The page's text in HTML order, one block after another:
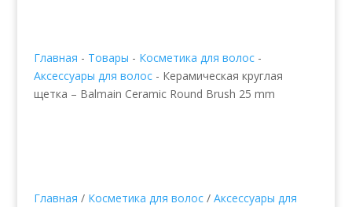
Главная - Товары - Косметика для волос-
Аксессуары для волос- Керамическая круглая
щетка – Balmain Ceramic Round Brush 25 mm
Главная / Косметика для волос/ Аксессуары для